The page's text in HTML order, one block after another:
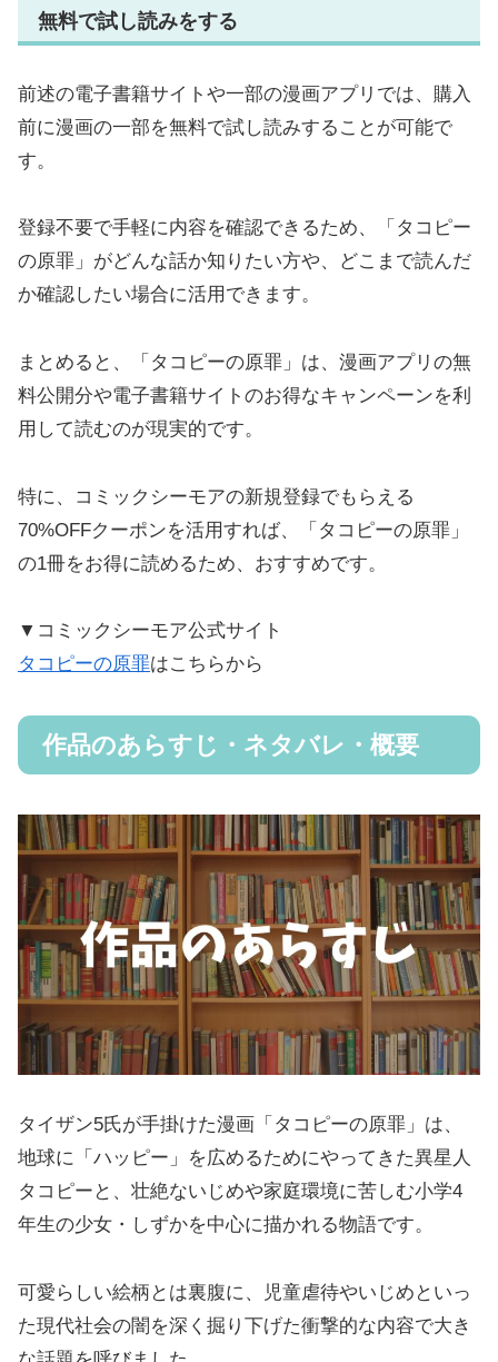
無料で試し読みをする
前述の電子書籍サイトや一部の漫画アプリでは、購入
前に漫画の一部を無料で試し読みすることが可能で
す。
登録不要で手軽に内容を確認できるため、「タコピー
の原罪」がどんな話か知りたい方や、どこまで読んだ
か確認したい場合に活用できます。
まとめると、「タコピーの原罪」は、漫画アプリの無
料公開分や電子書籍サイトのお得なキャンペーンを利
用して読むのが現実的です。
特に、コミックシーモアの新規登録でもらえる
70%OFFクーポンを活用すれば、「タコピーの原罪」
の1冊をお得に読めるため、おすすめです。
▼コミックシーモア公式サイト
タコピーの原罪はこちらから
作品のあらすじ・ネタバレ・概要
タイザン5氏が手掛けた漫画「タコピーの原罪」は、
地球に「ハッピー」を広めるためにやってきた異星人
タコピーと、壮絶ないじめや家庭環境に苦しむ小学4
年生の少女・しずかを中心に描かれる物語です。
可愛らしい絵柄とは裏腹に、児童虐待やいじめといっ
た現代社会の闇を深く掘り下げた衝撃的な内容で大き